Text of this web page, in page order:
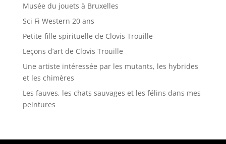
Musée du jouets à Bruxelles
Sci Fi Western 20 ans
Petite-fille spirituelle de Clovis Trouille
Leçons d’art de Clovis Trouille
Une artiste intéressée par les mutants, les hybrides
et les chimères
Les fauves, les chats sauvages et les félins dans mes
peintures